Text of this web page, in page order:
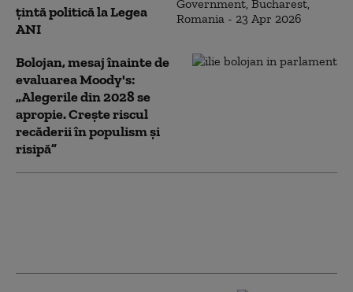
țintă politică la Legea
ANI
Bolojan, mesaj înainte de
evaluarea Moody's:
„Alegerile din 2028 se
apropie. Crește riscul
recăderii în populism și
risipă”